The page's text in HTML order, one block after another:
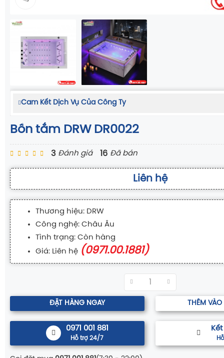
Cam Kết Dịch Vụ Của Công Ty
Bồn tắm DRW DR0022
3 Đánh giá 16 Đã bán
Liên hệ
Thương hiệu: DRW
Công nghệ: Châu Âu
Tình trạng: Còn hàng
Giá: Liên hệ (0971.00.1881)
ĐẶT HÀNG NGAY THÊM
0971 001 881
Hỗ trợ 24/7